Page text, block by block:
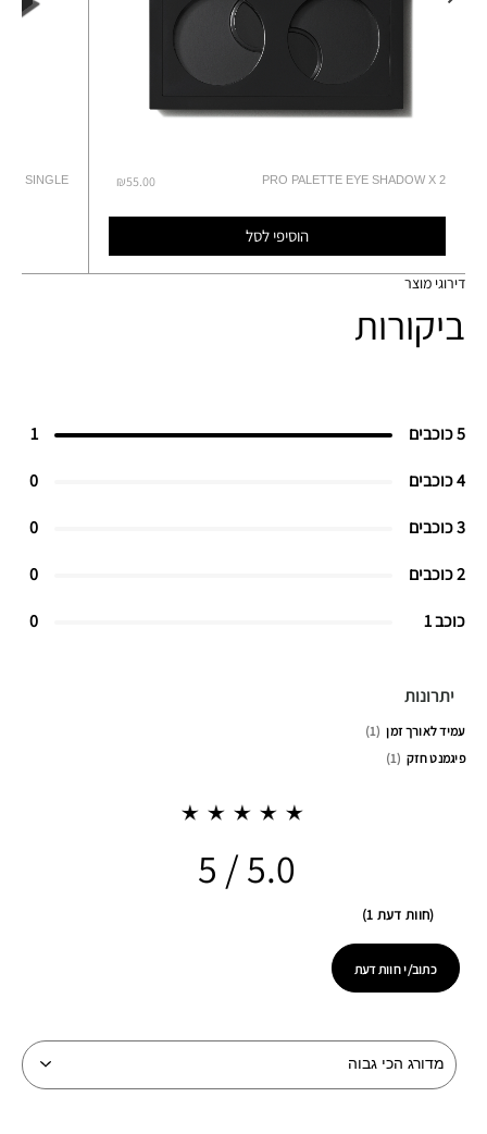
/ SINGLE PRO PALETTE EYE SHADOW X 2
₪55.00
הוסיפי לסל
דירוגי מוצר
ביקורות
5 כוכבים 1
4 כוכבים 0
3 כוכבים 0
2 כוכבים 0
כוכב 1 0
יתרונות
עמיד לאורך זמן
1
פיגמנט חזק
1
5.0
חוות דעת 1
כתוב/י חוות דעת